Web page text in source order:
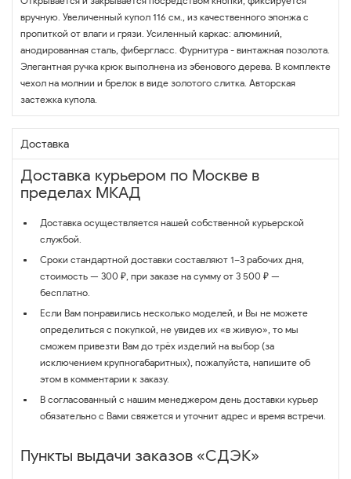
вручную. Увеличенный купол 116 см., из качественного эпонжа с
пропиткой от влаги и грязи. Усиленный каркас: алюминий,
анодированная сталь, фибергласс. Фурнитура - винтажная позолота.
Элегантная ручка крюк выполнена из эбенового дерева. В комплекте
чехол на молнии и брелок в виде золотого слитка. Авторская
застежка купола.
Доставка
Доставка курьером по Москве в
пределах МКАД
Доставка осуществляется нашей собственной курьерской
службой.
Сроки стандартной доставки составляют 1–3 рабочих дня,
стоимость — 300 ₽, при заказе на сумму от 3 500 ₽ —
бесплатно.
Если Вам понравились несколько моделей, и Вы не можете
определиться с покупкой, не увидев их «в живую», то мы
сможем привезти Вам до трёх изделий на выбор (за
исключением крупногабаритных), пожалуйста, напишите об
этом в комментарии к заказу.
В согласованный с нашим менеджером день доставки курьер
обязательно с Вами свяжется и уточнит адрес и время встречи.
Пункты выдачи заказов «СДЭК»